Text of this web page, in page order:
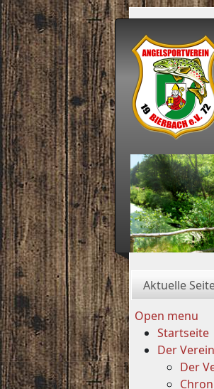
Aktuelle
Open menu
Startseite
Der Verein
Der